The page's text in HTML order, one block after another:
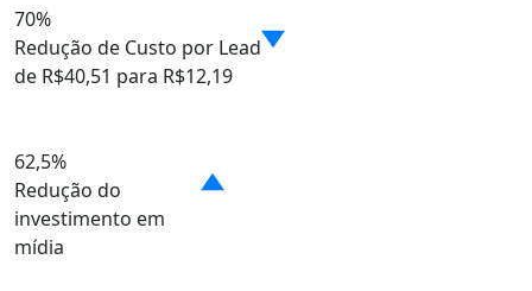
70%
Redução de Custo por Lead
de R$40,51 para R$12,19
62,5%
Redução do
investimento em
mídia